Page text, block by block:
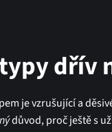
dřív
je vzrušující a
důvod, proč ještě s